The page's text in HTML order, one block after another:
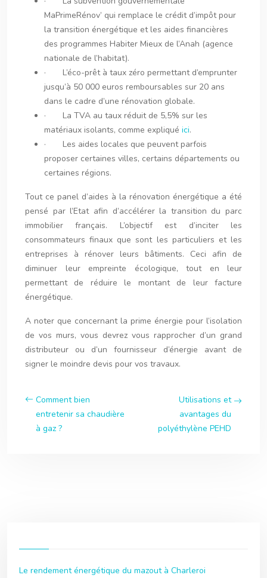
MaPrimeRénov’ qui remplace le crédit d’impôt pour
la transition énergétique et les aides financières
des programmes Habiter Mieux de l’Anah (agence
nationale de l’habitat).
· L’éco-prêt à taux zéro permettant d’emprunter
jusqu’à 50 000 euros remboursables sur 20 ans
dans le cadre d’une rénovation globale.
· La TVA au taux réduit de 5,5% sur les
matériaux isolants, comme expliqué ici.
· Les aides locales que peuvent parfois
proposer certaines villes, certains départements ou
certaines régions.
Tout ce panel d’aides à la rénovation énergétique a été
pensé par l’Etat afin d’accélérer la transition du parc
immobilier français. L’objectif est d’inciter les
consommateurs finaux que sont les particuliers et les
entreprises à rénover leurs bâtiments. Ceci afin de
diminuer leur empreinte écologique, tout en leur
permettant de réduire le montant de leur facture
énergétique.
A noter que concernant la prime énergie pour l’isolation
de vos murs, vous devrez vous rapprocher d’un grand
distributeur ou d’un fournisseur d’énergie avant de
signer le moindre devis pour vos travaux.
Comment bien
entretenir sa chaudière
à gaz ?
Utilisations et
avantages du
polyéthylène PEHD
Le rendement énergétique du mazout à Charleroi